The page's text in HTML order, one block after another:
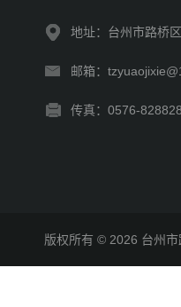
地址：台州市路桥
邮箱：
传真：0576-
版权所有 © 2026 台州